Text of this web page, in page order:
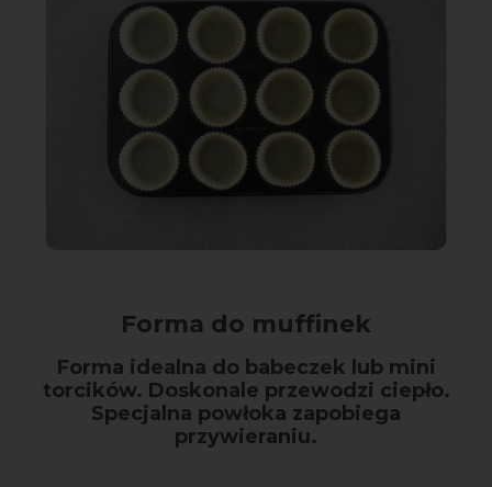
Forma do muffinek
Forma idealna do babeczek lub mini
torcików. Doskonale przewodzi ciepło.
Specjalna powłoka zapobiega
przywieraniu.